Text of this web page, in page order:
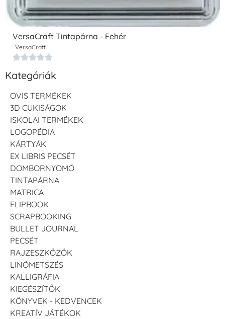
VersaCraft Tintapárna - Fehér
VersaCraft

Kategóriák
OVIS TERMÉKEK
3D CUKISÁGOK
ISKOLAI TERMÉKEK
LOGOPÉDIA
KÁRTYÁK
EX LIBRIS PECSÉT
DOMBORNYOMÓ
TINTAPÁRNA
MATRICA
FLIPBOOK
SCRAPBOOKING
BULLET JOURNAL
PECSÉT
RAJZESZKÖZÖK
LINÓMETSZÉS
KALLIGRÁFIA
KIEGÉSZÍTŐK
KÖNYVEK - KEDVENCEK
KREATÍV JÁTÉKOK